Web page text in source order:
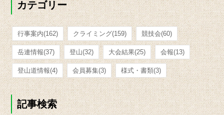
カテゴリー
行事案内(162) クライミング(159) 競技会(60)
岳連情報(37) 登山(32) 大会結果(25) 会報(13)
登山道情報(4) 会員募集(3) 様式・書類(3)
記事検索